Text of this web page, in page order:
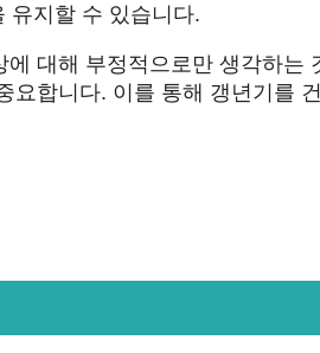
유지할 수 있습니다.
대해 부정적으로만 생각하는
요합니다. 이를 통해 갱년기를